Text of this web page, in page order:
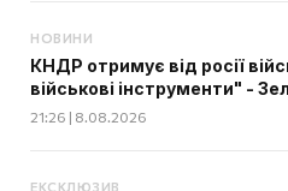
НОВИНИ
КНДР отримує від росії
військові інструменти" -
21:26 | 8.08.2026
ЕКСКЛЮЗИВ